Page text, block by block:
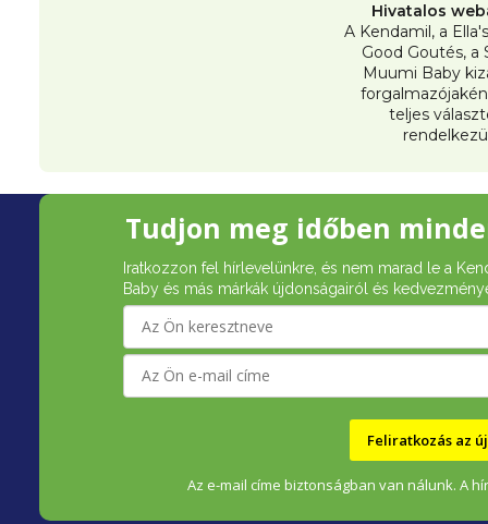
Hivatalos
A Kendamil, a
Good Goutés, a
Muumi Baby
teljes
Tudjon meg időben
Iratkozzon fel hírlevelünkre, és nem marad le a
Baby és más márkák újdonságairól és
Feliratkozás az
Az e-mail címe biztonságban van nálunk. A